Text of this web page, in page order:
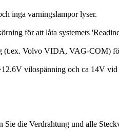
inga varningslampor lyser.
för att låta systemets
(t.ex. Volvo VIDA, VAG-COM)
vilospänning och ca 14V
Sie die Verdrahtung und alle